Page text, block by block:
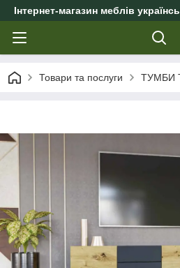
Інтернет-магазин меблів
Товари та послуги ТУМБИ